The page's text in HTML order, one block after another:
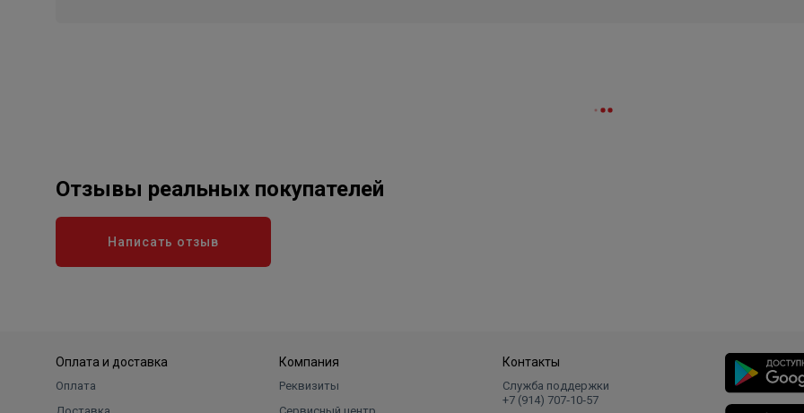
Отзывы реальных покупателей
Написать отзыв
Оплата и доставка
Оплата
Компания
Реквизиты
Контакты
Служба поддержки
+7 (914) 707‑10‑57